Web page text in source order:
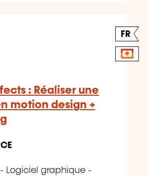
FR
: Réaliser une
motion design +
Logiciel graphique -